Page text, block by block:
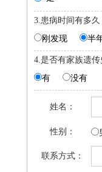
3.患病时间有多久
刚发现
半
4.是否有家族遗传
有
没有
姓名：
性别：
联系方式：